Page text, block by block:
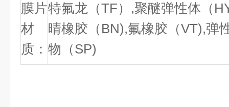
膜片
材
质：
特氟龙（TF）,聚醚弹性体（
晴橡胶（BN),氟橡胶（VT),弹
物（SP)